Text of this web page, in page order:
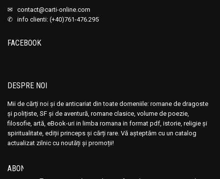
✉ contact@carti-online.com
✆ info clienti: (+40)761-476.295
FACEBOOK
DESPRE NOI
Mii de cărți noi și de anticariat din toate domeniile: romane de dragoste
și polițiste, SF și de aventură, romane clasice, volume de poezie,
filosofie, artă, eBook-uri in limba romana in format pdf, istorie, religie și
spiritualitate, ediții princeps și cărți rare. Vă așteptăm cu un catalog
actualizat zilnic cu noutăți și promoții!
ABONEAZĂ-TE LA NEWSLETTER